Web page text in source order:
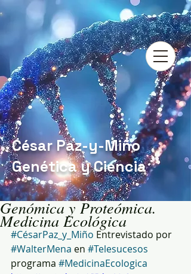
César Paz-y-Miño
Genética y Ciencia
Genómica y Proteómica.
Medicina Ecológica
#CésarPaz_y_Miño Entrevistado por
#WalterMena en #Telesucesos
programa #MedicinaEcologica